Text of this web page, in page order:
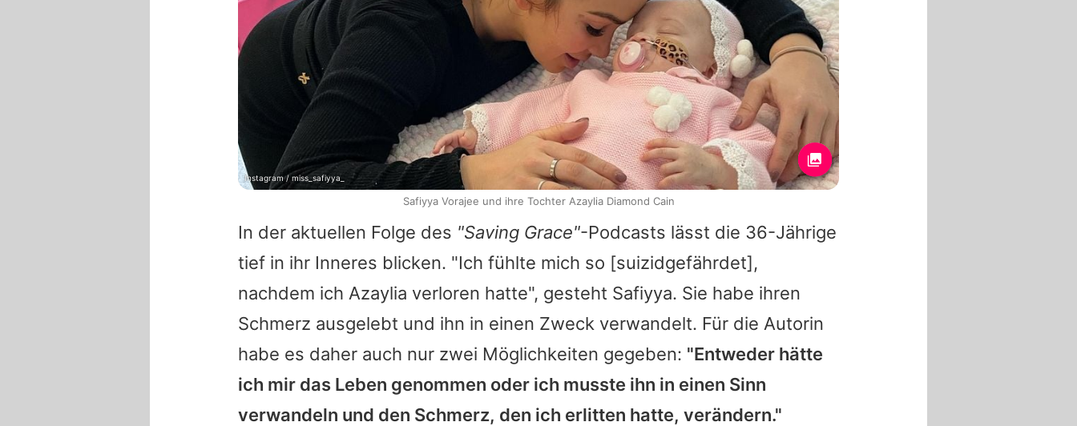
In der aktuellen Folge des "Saving Grace"-Podcasts lässt die 36-Jährige
tief in ihr Inneres blicken. "Ich fühlte mich so [suizidgefährdet],
nachdem ich Azaylia verloren hatte", gesteht Safiyya. Sie habe ihren
Schmerz ausgelebt und ihn in einen Zweck verwandelt. Für die Autorin
habe es daher auch nur zwei Möglichkeiten gegeben: "Entweder hätte
ich mir das Leben genommen oder ich musste ihn in einen Sinn
verwandeln und den Schmerz, den ich erlitten hatte, verändern."
Instagram / miss_safiyya_
Safiyya Vorajee und ihre Tochter Azaylia Diamond Cain